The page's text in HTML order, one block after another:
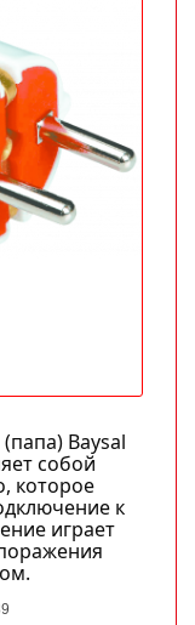
Baysal
собой
которое
к
играет